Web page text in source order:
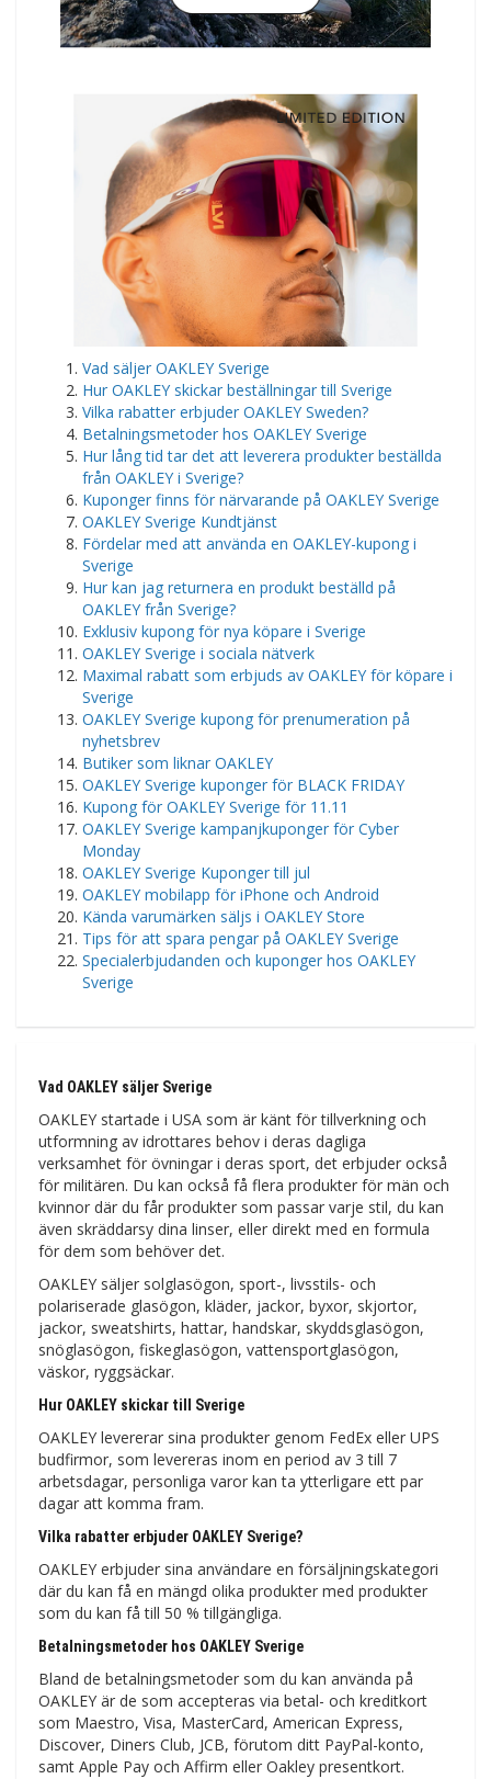
​Vad säljer OAKLEY Sverige
Hur OAKLEY skickar beställningar till Sverige
Vilka rabatter erbjuder OAKLEY Sweden?
Betalningsmetoder hos OAKLEY Sverige
Hur lång tid tar det att leverera produkter beställda
från OAKLEY i Sverige?
Kuponger finns för närvarande på OAKLEY Sverige
OAKLEY Sverige Kundtjänst
Fördelar med att använda en OAKLEY-kupong i
Sverige
Hur kan jag returnera en produkt beställd på
OAKLEY från Sverige?
Exklusiv kupong för nya köpare i Sverige
OAKLEY Sverige i sociala nätverk
Maximal rabatt som erbjuds av OAKLEY för köpare i
Sverige
OAKLEY Sverige kupong för prenumeration på
nyhetsbrev
Butiker som liknar OAKLEY
OAKLEY Sverige kuponger för BLACK FRIDAY
Kupong för OAKLEY Sverige för 11.11
OAKLEY Sverige kampanjkuponger för Cyber ​​​​
Monday
OAKLEY Sverige Kuponger till jul
OAKLEY mobilapp för iPhone och Android
Kända varumärken säljs i OAKLEY Store
Tips för att spara pengar på OAKLEY Sverige
Specialerbjudanden och kuponger hos OAKLEY
Sverige
Vad OAKLEY säljer Sverige
OAKLEY startade i USA som är känt för tillverkning och
utformning av idrottares behov i deras dagliga
verksamhet för övningar i deras sport, det erbjuder också
för militären. Du kan också få flera produkter för män och
kvinnor där du får produkter som passar varje stil, du kan
även skräddarsy dina linser, eller direkt med en formula
för dem som behöver det.
OAKLEY säljer solglasögon, sport-, livsstils- och
polariserade glasögon, kläder, jackor, byxor, skjortor,
jackor, sweatshirts, hattar, handskar, skyddsglasögon,
snöglasögon, fiskeglasögon, vattensportglasögon,
väskor, ryggsäckar.
Hur OAKLEY skickar till Sverige
OAKLEY levererar sina produkter genom FedEx eller UPS
budfirmor, som levereras inom en period av 3 till 7
arbetsdagar, personliga varor kan ta ytterligare ett par
dagar att komma fram.
Vilka rabatter erbjuder OAKLEY Sverige?
OAKLEY erbjuder sina användare en försäljningskategori
där du kan få en mängd olika produkter med produkter
som du kan få till 50 % tillgängliga.
Betalningsmetoder hos OAKLEY Sverige
Bland de betalningsmetoder som du kan använda på
OAKLEY är de som accepteras via betal- och kreditkort
som Maestro, Visa, MasterCard, American Express,
Discover, Diners Club, JCB, förutom ditt PayPal-konto,
samt Apple Pay och Affirm eller Oakley presentkort.